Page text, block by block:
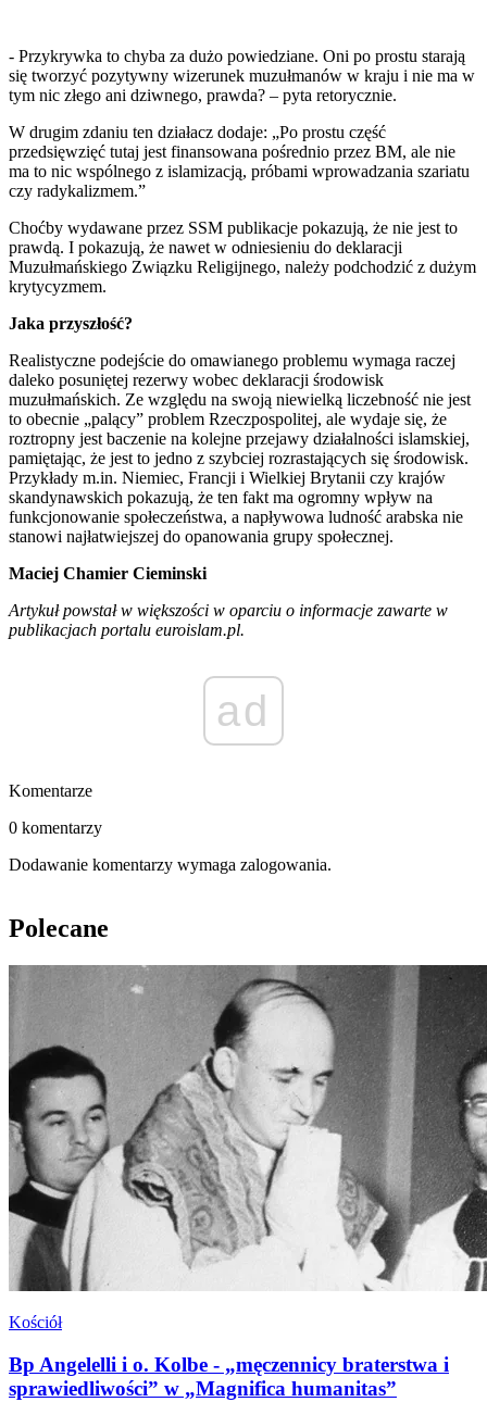
- Przykrywka to chyba za dużo powiedziane. Oni po prostu starają
się tworzyć pozytywny wizerunek muzułmanów w kraju i nie ma w
tym nic złego ani dziwnego, prawda? – pyta retorycznie.
W drugim zdaniu ten działacz dodaje: „Po prostu część
przedsięwzięć tutaj jest finansowana pośrednio przez BM, ale nie
ma to nic wspólnego z islamizacją, próbami wprowadzania szariatu
czy radykalizmem.”
Choćby wydawane przez SSM publikacje pokazują, że nie jest to
prawdą. I pokazują, że nawet w odniesieniu do deklaracji
Muzułmańskiego Związku Religijnego, należy podchodzić z dużym
krytycyzmem.
Jaka przyszłość?
Realistyczne podejście do omawianego problemu wymaga raczej
daleko posuniętej rezerwy wobec deklaracji środowisk
muzułmańskich. Ze względu na swoją niewielką liczebność nie jest
to obecnie „palący” problem Rzeczpospolitej, ale wydaje się, że
roztropny jest baczenie na kolejne przejawy działalności islamskiej,
pamiętając, że jest to jedno z szybciej rozrastających się środowisk.
Przykłady m.in. Niemiec, Francji i Wielkiej Brytanii czy krajów
skandynawskich pokazują, że ten fakt ma ogromny wpływ na
funkcjonowanie społeczeństwa, a napływowa ludność arabska nie
stanowi najłatwiejszej do opanowania grupy społecznej.
Maciej Chamier Cieminski
Artykuł powstał w większości w oparciu o informacje zawarte w
publikacjach portalu euroislam.pl.
ad
Komentarze
0 komentarzy
Dodawanie komentarzy wymaga zalogowania.
Polecane
Kościół
Bp Angelelli i o. Kolbe - „męczennicy braterstwa i
sprawiedliwości” w „Magnifica humanitas”